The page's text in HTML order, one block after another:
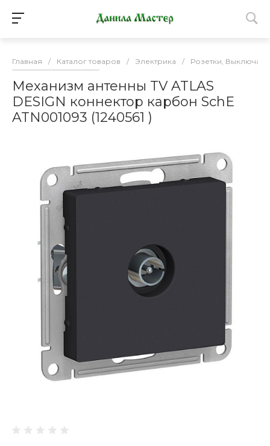
Главная / Каталог товаров / Электрика / Розетки,
Механизм антенны TV ATLAS
DESIGN коннектор карбон SchE
ATN001093 (1240561 )